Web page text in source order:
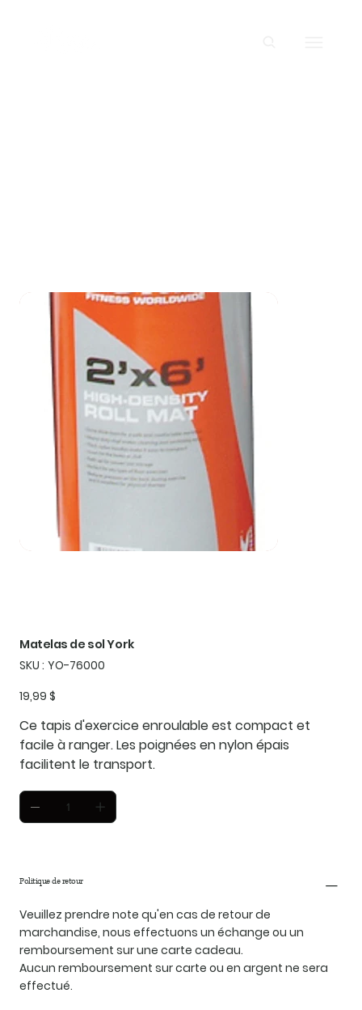
Matelas de sol York
SKU : SKU
YO-
YO-76000
Prix
19,99 $
Ce tapis d'exercice enroulable est compact et
facile à ranger. Les poignées en nylon épais
facilitent le transport.
Politique de retour
Veuillez prendre note qu'en cas de retour de
marchandise, nous effectuons un échange ou un
remboursement sur une carte cadeau.
Aucun remboursement sur carte ou en argent ne sera
effectué.